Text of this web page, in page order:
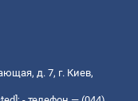
д. 7, г. Киев,